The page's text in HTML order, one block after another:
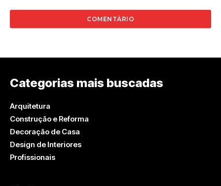
Categorias mais buscadas
Arquitetura
Construção e Reforma
Decoração de Casa
Design de Interiores
Profissionais